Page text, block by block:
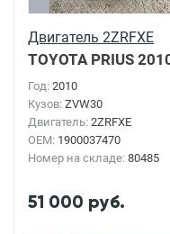
Двигатель 2ZRFXE
TOYOTA PRIUS
Год: 2010
Кузов: ZVW30
Двигатель: 2ZRFXE
OEM: 1900037470
Номер на складе: 80485
51 000 руб.